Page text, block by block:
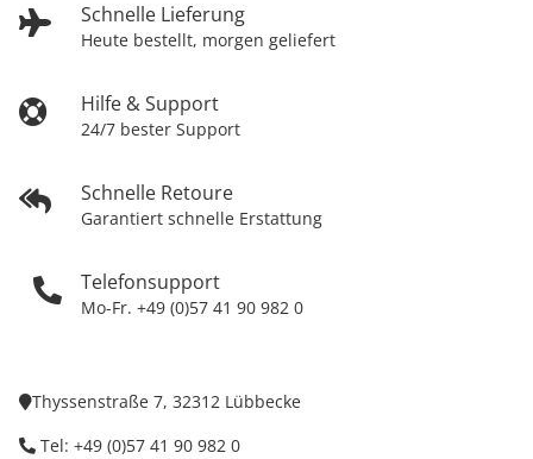
Schnelle Lieferung
Heute bestellt, morgen geliefert
Hilfe & Support
24/7 bester Support
Schnelle Retoure
Garantiert schnelle Erstattung
Telefonsupport
Mo-Fr. +49 (0)57 41 90 982 0
Thyssenstraße 7, 32312 Lübbecke
Tel: +49 (0)57 41 90 982 0